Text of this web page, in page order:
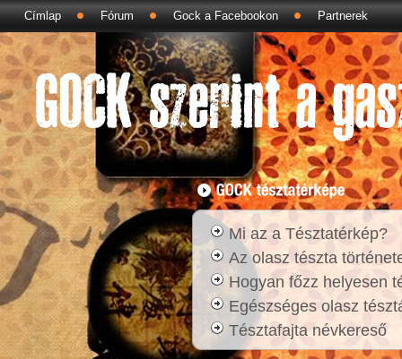
Címlap Fórum Gock a Facebookon Partnerek
Mi az a Tésztatérkép?
Az olasz tészta
Hogyan főzz helyesen
Egészséges olasz
Tésztafajta névkereső